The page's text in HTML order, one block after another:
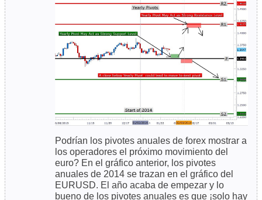
Podrían los pivotes anuales de forex mostrar a
los operadores el próximo movimiento del
euro? En el gráfico anterior, los pivotes
anuales de 2014 se trazan en el gráfico del
EURUSD. El año acaba de empezar y lo
bueno de los pivotes anuales es que ¡solo hay